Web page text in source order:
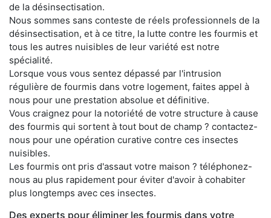
de la désinsectisation.
Nous sommes sans conteste de réels professionnels de la
désinsectisation, et à ce titre, la lutte contre les fourmis et
tous les autres nuisibles de leur variété est notre
spécialité.
Lorsque vous vous sentez dépassé par l'intrusion
régulière de fourmis dans votre logement, faites appel à
nous pour une prestation absolue et définitive.
Vous craignez pour la notoriété de votre structure à cause
des fourmis qui sortent à tout bout de champ ? contactez-
nous pour une opération curative contre ces insectes
nuisibles.
Les fourmis ont pris d'assaut votre maison ? téléphonez-
nous au plus rapidement pour éviter d'avoir à cohabiter
plus longtemps avec ces insectes.
Des experts pour éliminer les fourmis dans votre